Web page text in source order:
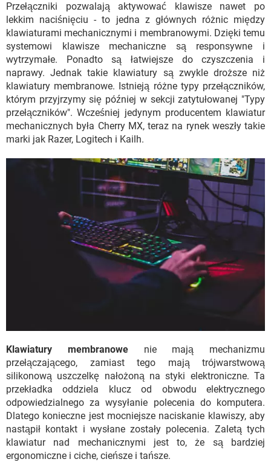
Przełączniki pozwalają aktywować klawisze nawet po
lekkim naciśnięciu - to jedna z głównych różnic między
klawiaturami mechanicznymi i membranowymi. Dzięki temu
systemowi klawisze mechaniczne są responsywne i
wytrzymałe. Ponadto są łatwiejsze do czyszczenia i
naprawy. Jednak takie klawiatury są zwykle droższe niż
klawiatury membranowe. Istnieją różne typy przełączników,
którym przyjrzymy się później w sekcji zatytułowanej "Typy
przełączników". Wcześniej jedynym producentem klawiatur
mechanicznych była Cherry MX, teraz na rynek weszły takie
marki jak Razer, Logitech i Kailh.
Klawiatury membranowenie mają mechanizmu
przełączającego, zamiast tego mają trójwarstwową
silikonową uszczelkę nałożoną na styki elektroniczne. Ta
przekładka oddziela klucz od obwodu elektrycznego
odpowiedzialnego za wysyłanie polecenia do komputera.
Dlatego konieczne jest mocniejsze naciskanie klawiszy, aby
nastąpił kontakt i wysłane zostały polecenia. Zaletą tych
klawiatur nad mechanicznymi jest to, że są bardziej
ergonomiczne i ciche, cieńsze i tańsze.